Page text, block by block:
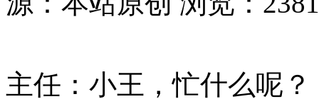
主任：小王，忙什么呢？